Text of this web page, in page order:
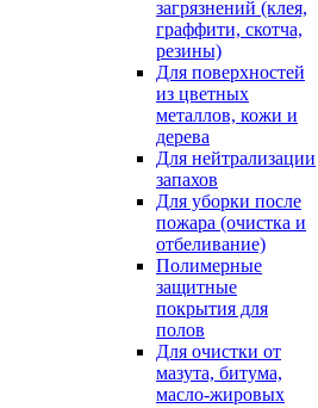
загрязнений (клея,
граффити, скотча,
резины)
Для поверхностей
из цветных
металлов, кожи и
дерева
Для нейтрализации
запахов
Для уборки после
пожара (очистка и
отбеливание)
Полимерные
защитные
покрытия для
полов
Для очистки от
мазута, битума,
масло-жировых